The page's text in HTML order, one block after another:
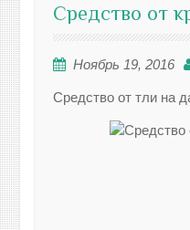
Средство от
Ноябрь 19, 2016
Средство от тли на